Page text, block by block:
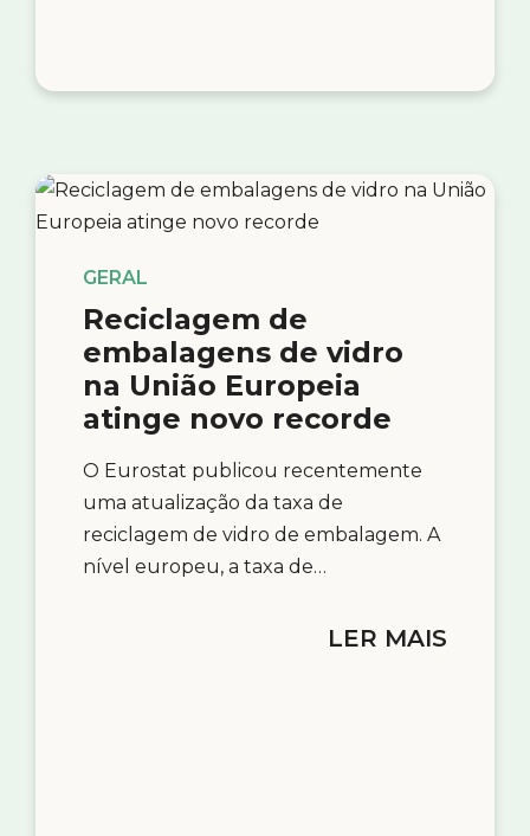
GERAL
Reciclagem de
embalagens de vidro
na União Europeia
atinge novo recorde
O Eurostat publicou recentemente
uma atualização da taxa de
reciclagem de vidro de embalagem. A
nível europeu, a taxa de…
LER MAIS